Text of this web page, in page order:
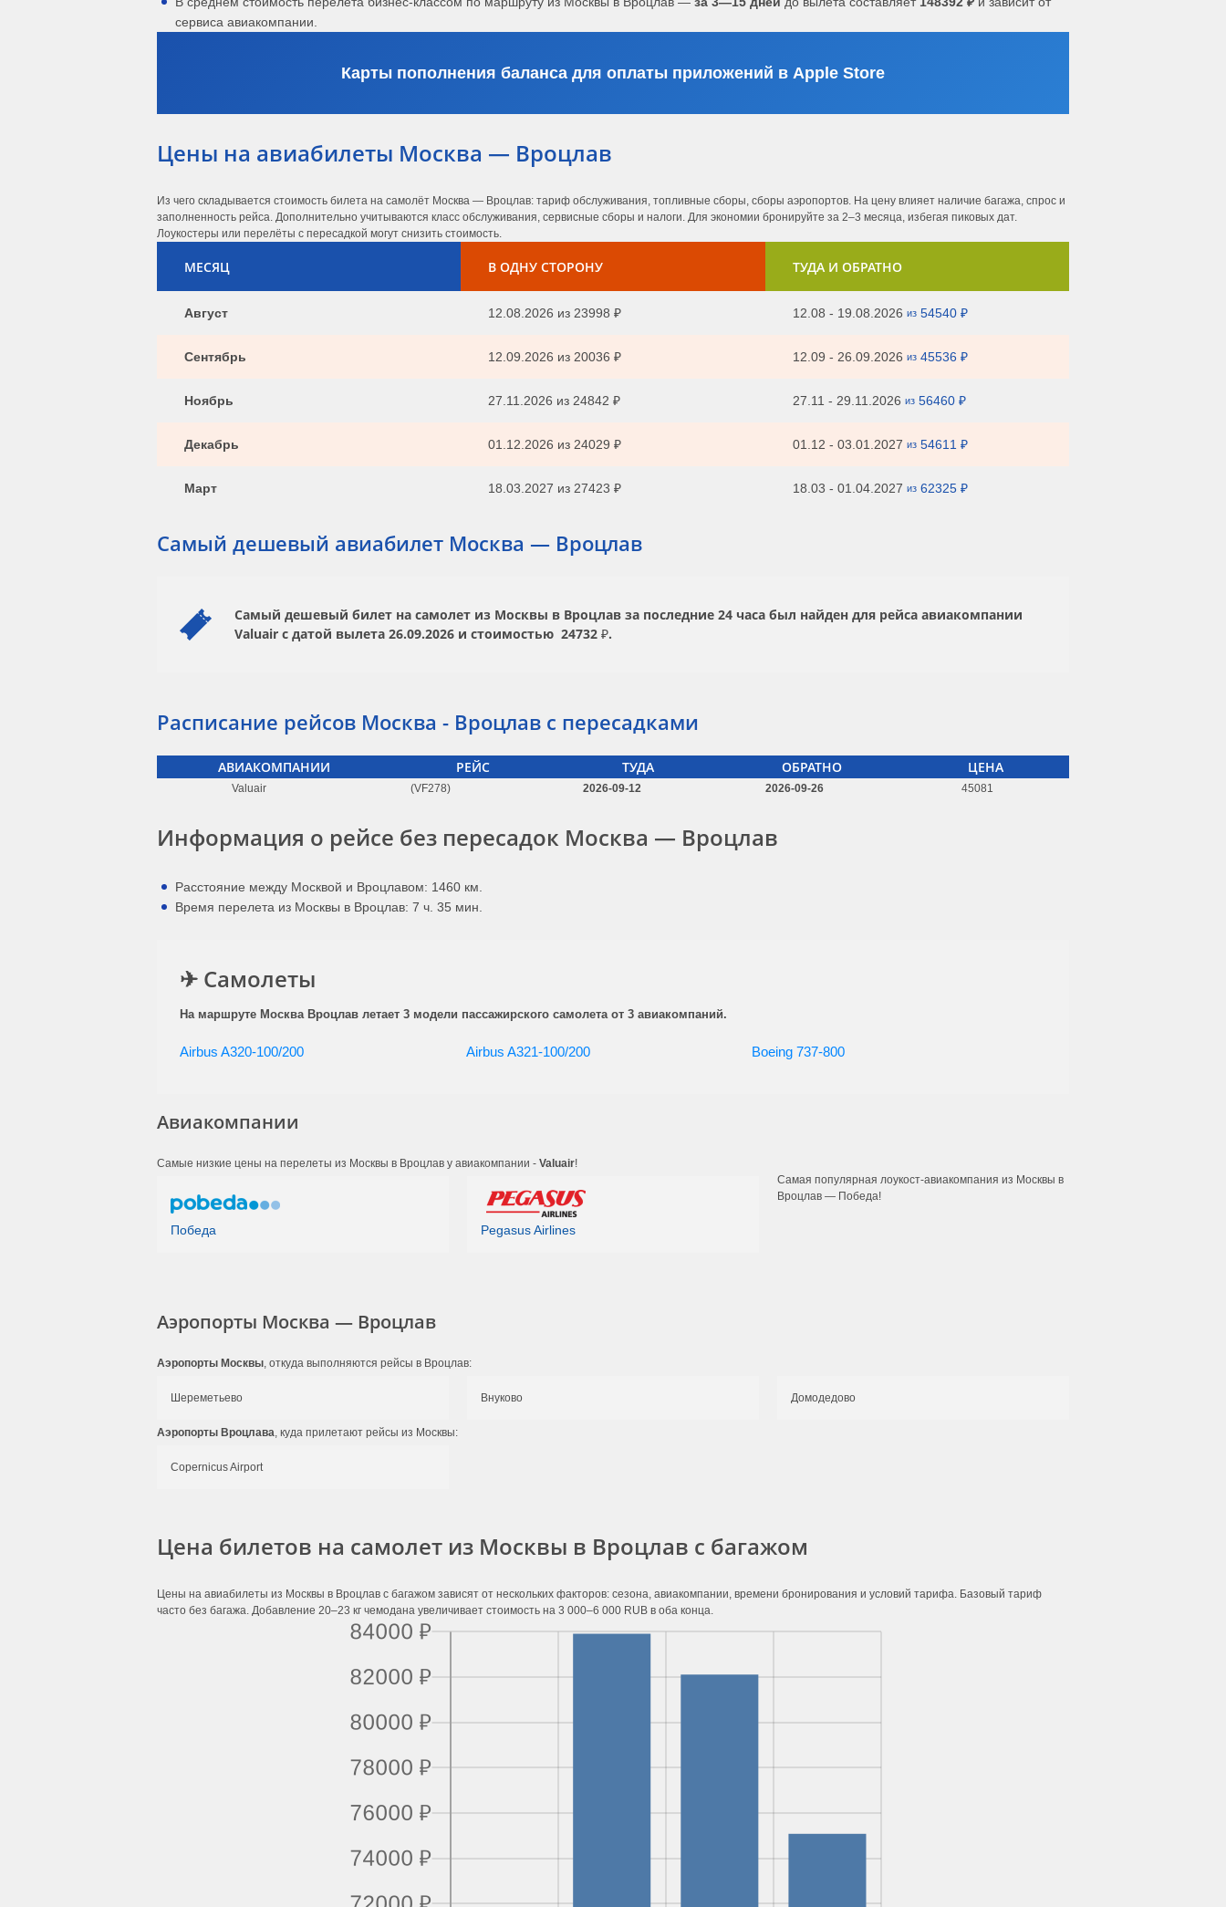
сервиса авиакомпании.
Карты пополнения баланса для оплаты приложений в Apple Store
Цены на авиабилеты Москва — Вроцлав
Из чего складывается стоимость билета на самолёт Москва — Вроцлав: тариф обслуживания, топливные сборы, сборы аэропортов. На цену влияет наличие багажа, спрос и
заполненность рейса. Дополнительно учитываются класс обслуживания, сервисные сборы и налоги. Для экономии бронируйте за 2–3 месяца, избегая пиковых дат.
Лоукостеры или перелёты с пересадкой могут снизить стоимость.
МЕСЯЦ В ОДНУ СТОРОНУ ТУДА И ОБРАТНО
Август 12.08.2026 из 23998 ₽ 12.08 - 19.08.2026 из 54540 ₽
Сентябрь 12.09.2026 из 20036 ₽ 12.09 - 26.09.2026 из 45536 ₽
Ноябрь 27.11.2026 из 24842 ₽ 27.11 - 29.11.2026 из 56460 ₽
Декабрь 01.12.2026 из 24029 ₽ 01.12 - 03.01.2027 из 54611 ₽
Март 18.03.2027 из 27423 ₽ 18.03 - 01.04.2027 из 62325 ₽
Самый дешевый авиабилет Москва — Вроцлав
Самый дешевый билет на самолет из Москвы в Вроцлав за последние 24 часа был найден для рейса авиакомпании
Valuair с датой вылета 26.09.2026 и стоимостью 24732 ₽.
Расписание рейсов Москва - Вроцлав с пересадками
АВИАКОМПАНИИ РЕЙС ТУДА ОБРАТНО ЦЕНА
Valuair (VF278) 2026-09-12 2026-09-26 45081
Информация о рейсе без пересадок Москва — Вроцлав
Расстояние между Москвой и Вроцлавом: 1460 км.
Время перелета из Москвы в Вроцлав: 7 ч. 35 мин.
✈ Самолеты
На маршруте Москва Вроцлав летает 3 модели пассажирского самолета от 3 авиакомпаний.
Airbus A320-100/200 Airbus A321-100/200 Boeing 737-800
Авиакомпании
Самые низкие цены на перелеты из Москвы в Вроцлав у авиакомпании - Valuair!
Победа Pegasus Airlines
Самая популярная лоукост-авиакомпания из Москвы в
Вроцлав — Победа!
Аэропорты Москва — Вроцлав
Аэропорты Москвы, откуда выполняются рейсы в Вроцлав:
Шереметьево Внуково Домодедово
Аэропорты Вроцлава, куда прилетают рейсы из Москвы:
Copernicus Airport
Цена билетов на самолет из Москвы в Вроцлав с багажом
Цены на авиабилеты из Москвы в Вроцлав с багажом зависят от нескольких факторов: сезона, авиакомпании, времени бронирования и условий тарифа. Базовый тариф
часто без багажа. Добавление 20–23 кг чемодана увеличивает стоимость на 3 000–6 000 RUB в оба конца.